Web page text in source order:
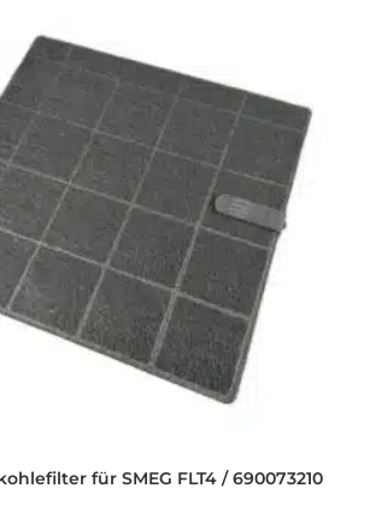
für SMEG FLT4 / 690073210